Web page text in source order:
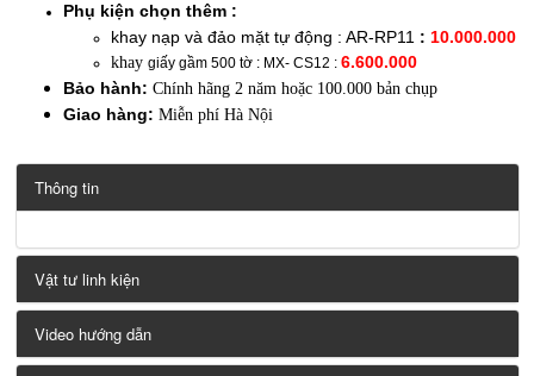
Phụ kiện chọn thêm :
khay nạp và đảo mặt tự động : AR-RP11 : 10.000.000
khay giấy gầm 500 tờ : MX- CS12 : 6.600.000
Bảo hành: Chính hãng 2 năm hoặc 100.000 bản chụp
Giao hàng: Miễn phí Hà Nội
Thông tin
Vật tư linh kiện
Video hướng dẫn